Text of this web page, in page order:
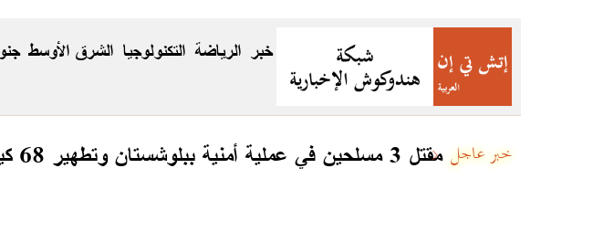
الشرق الأوسط التكنولوجيا الرياضة خبر
مقتل 3 مسلحين في عملية أمنية ببلوشستان وتطهير 68 كيلومتراً مربعاً خبر عاجل